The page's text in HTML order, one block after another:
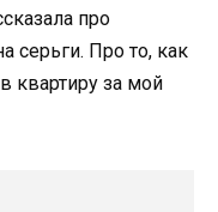
про
серьги. Про то, как
квартиру за мой